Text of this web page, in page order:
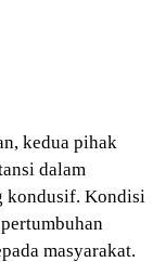
kedua pihak
dalam
kondusif. Kondisi
masyarakat.